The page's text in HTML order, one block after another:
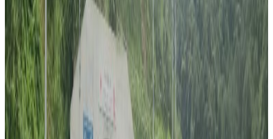
आरोप लगाइएको छ ।
चुनाव हुनु अघिदेखि नै निर्वाचन प्रकृया, सदस्यता वितरण तथा व्यक्तिगत
विवरणको दुरुपयोगको छानविनको माग राख्दै आएको समुहले नै भिक्टोरिया
राज्यको उच्च अदालतमा मुद्दा दर्ता गरेको हो । ३२ जना सदस्यहरुको तर्फबाट
कानुन व्यवसायीले गत अगष्ट ९ तारिखमा मुद्दा दर्ता गरेका हुन् ।
एनआरएनए अष्ट्रेलियाको मतदाता विवरण छानबिनको माग गर्दै अनलाईन